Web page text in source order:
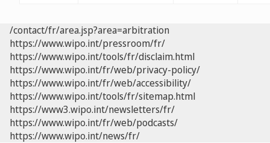
/contact/fr/area.jsp?area=arbitration
https://www.wipo.int/pressroom/fr/
https://www.wipo.int/tools/fr/disclaim.html
https://www.wipo.int/fr/web/privacy-policy/
https://www.wipo.int/fr/web/accessibility/
https://www.wipo.int/tools/fr/sitemap.html
https://www3.wipo.int/newsletters/fr/
https://www.wipo.int/fr/web/podcasts/
https://www.wipo.int/news/fr/